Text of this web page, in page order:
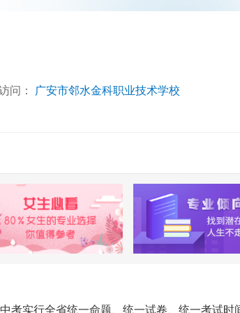
问： 广安市邻水金科职业技术学校
考实行全省统一命题、统一试卷、统一考试时